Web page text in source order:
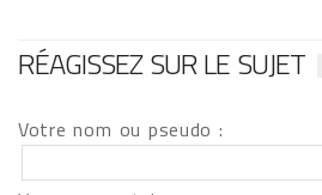
RÉAGISSEZ SUR LE SUJET
Votre nom ou pseudo :